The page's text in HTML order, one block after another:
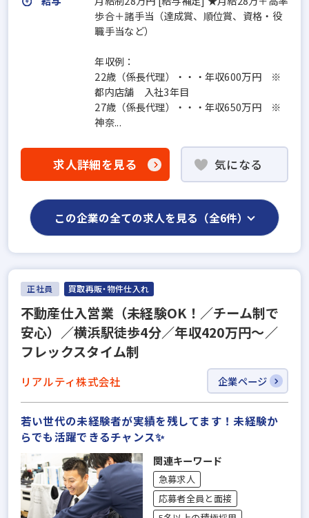
歩合＋諸手当（達成賞、順位賞、資格・役
職手当など）
年収例：
22歳（係長代理）・・・年収600万円 ※
都内店舗 入社3年目
27歳（係長代理）・・・年収650万円 ※
神奈...
求人詳細を見る 気になる
この企業の全ての求人を見る（全6件）
正社員 買取再販・物件仕入れ
不動産仕入営業（未経験OK！／チーム制で
安心）／横浜駅徒歩4分／年収420万円～／
フレックスタイム制
リアルティ株式会社 企業ページ
若い世代の未経験者が実績を残してます！未経験か
らでも活躍できるチャンス✨
関連キーワード
急募求人
応募者全員と面接